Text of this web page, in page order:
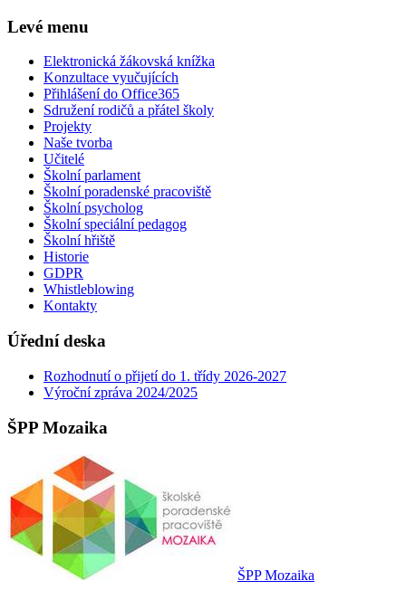
Levé menu
Elektronická žákovská knížka
Konzultace vyučujících
Přihlášení do Office365
Sdružení rodičů a přátel školy
Projekty
Naše tvorba
Učitelé
Školní parlament
Školní poradenské pracoviště
Školní psycholog
Školní speciální pedagog
Školní hřiště
Historie
GDPR
Whistleblowing
Kontakty
Úřední deska
Rozhodnutí o přijetí do 1. třídy 2026-2027
Výroční zpráva 2024/2025
ŠPP Mozaika
ŠPP Mozaika